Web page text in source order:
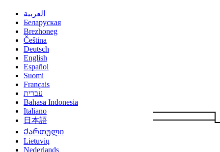
العربية
Беларуская
Brezhoneg
Čeština
Deutsch
English
Español
Suomi
Français
עברית
Bahasa Indonesia
Italiano
日本語
Ქართული
Lietuvių
Nederlands